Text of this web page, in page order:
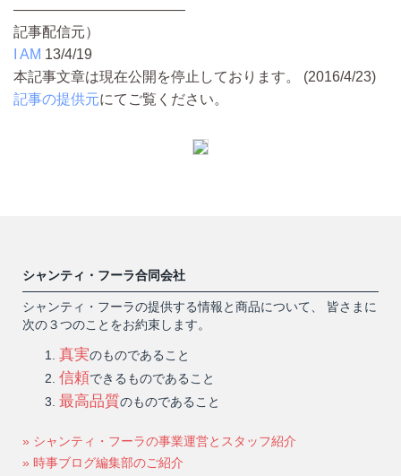
————————————
記事配信元）
I AM 13/4/19
本記事文章は現在公開を停止しております。 (2016/4/23)
記事の提供元にてご覧ください。
シャンティ・フーラ合同会社
シャンティ・フーラの提供する情報と商品について、 皆さまに
次の３つのことをお約束します。
真実のものであること
信頼できるものであること
最高品質のものであること
» シャンティ・フーラの事業運営とスタッフ紹介
» 時事ブログ編集部のご紹介